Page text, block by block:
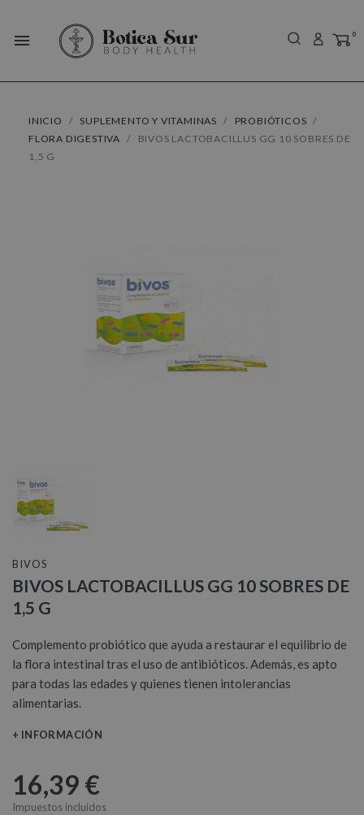
menu 0
INICIO SUPLEMENTO Y VITAMINAS
PROBIÓTICOS
FLORA DIGESTIVA
BIVOS LACTOBACILLUS GG 10 SOBRES DE
1,5 G
BIVOS
BIVOS LACTOBACILLUS GG 10 SOBRES DE
1,5 G
Complemento probiótico que ayuda a restaurar el equilibrio de
la flora intestinal tras el uso de antibióticos. Además, es apto
para todas las edades y quienes tienen intolerancias
alimentarias.
+ INFORMACIÓN
16,39 €
Impuestos incluidos